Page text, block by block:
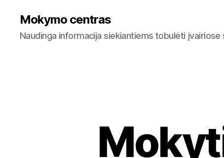
Mokymo centras
Naudinga informacija siekiantiems tobulėti įvairiose